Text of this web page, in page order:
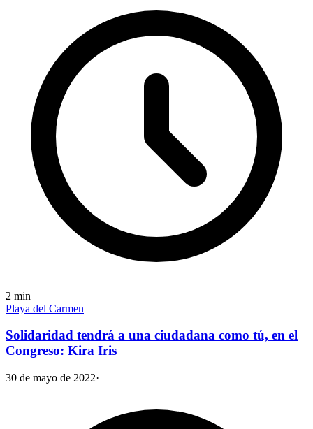
2 min
Playa del Carmen
Solidaridad tendrá a una ciudadana como tú, en el
Congreso: Kira Iris
30 de mayo de 2022·